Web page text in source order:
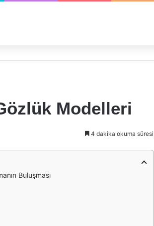
Modelleri
4 dakika okuma süresi
Buluşması